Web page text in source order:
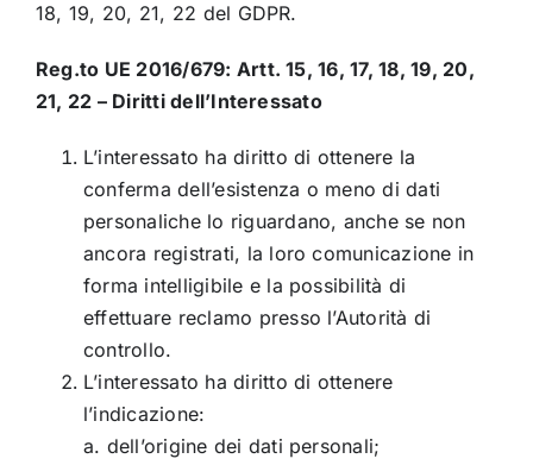
18, 19, 20, 21, 22 del GDPR.
Reg.to UE 2016/679: Artt. 15, 16, 17, 18, 19, 20,
21, 22 – Diritti dell’Interessato
L’interessato ha diritto di ottenere la
conferma dell’esistenza o meno di dati
personaliche lo riguardano, anche se non
ancora registrati, la loro comunicazione in
forma intelligibile e la possibilità di
effettuare reclamo presso l’Autorità di
controllo.
L’interessato ha diritto di ottenere
l’indicazione:
a. dell’origine dei dati personali;